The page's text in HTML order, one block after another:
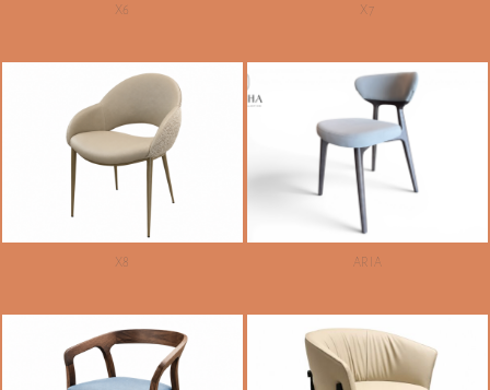
X6 X7
X8 ARIA